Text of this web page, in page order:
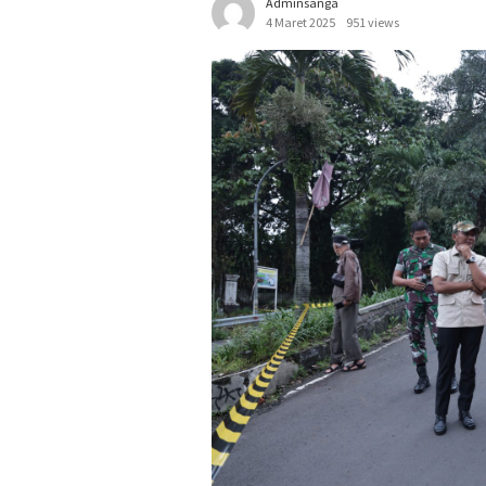
4 Maret 2025
951 views